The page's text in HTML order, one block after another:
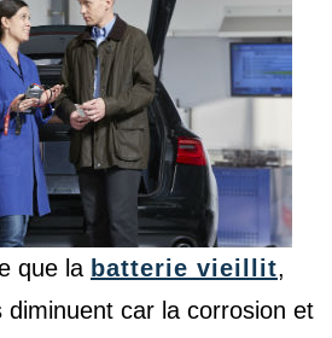
que la batterie vieillit,
car la corrosion et